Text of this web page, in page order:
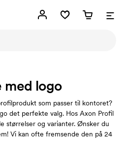
med logo
som passer til kontoret?
det perfekte valg. Hos Axon Profil
størrelser og varianter. Ønsker du
Vi kan ofte fremsende den på 24